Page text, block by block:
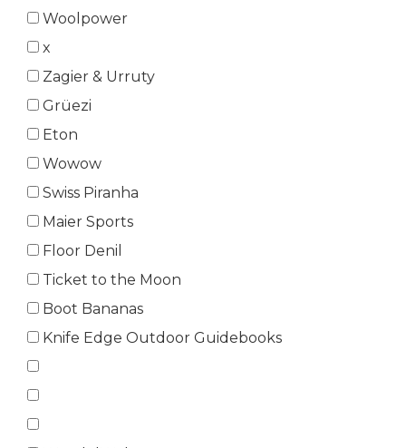
Woolpower
x
Zagier & Urruty
Grüezi
Eton
Wowow
Swiss Piranha
Maier Sports
Floor Denil
Ticket to the Moon
Boot Bananas
Knife Edge Outdoor Guidebooks